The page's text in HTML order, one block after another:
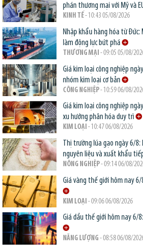
phán thương mại với Mỹ và
KINH TẾ- 10:43 05/08/2026
Nhập khẩu hàng hóa từ
làm động lực bứt phá
THƯƠNG MẠI - 09:05 05/08/
Giá kim loại công nghiệp
nhóm kim loại cơ bản
CÔNG NGHIỆP- 10:59 06/08/
Giá kim loại công nghiệp
xu hướng phân hóa duy trì
KIM LOẠI - 10:47 06/08/2026
Thị trường lúa gạo ngày 6/
nguyên liệu và xuất khẩu
NÔNG NGHIỆP- 09:14 06/08/
Giá vàng thế giới hôm nay 6/
KIM LOẠI - 09:06 06/08/2026
Giá dầu thế giới hôm nay 6/
NĂNG LƯỢNG - 08:58 06/08/